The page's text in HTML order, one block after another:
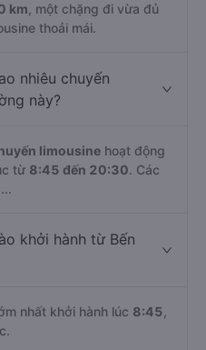
km , một chặng đi vừa đủ
thoải mái.
nhiêu chuyến
này?
limousine hoạt động
từ 8:45 đến 20:30. Các
,...
khởi hành từ Bến
nhất khởi hành lúc 8:45